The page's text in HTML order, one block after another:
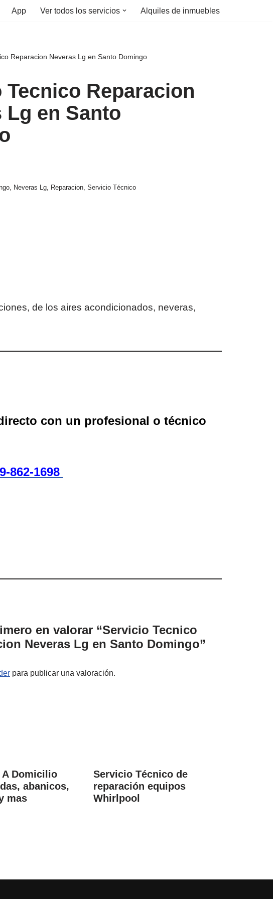
App Ver todos los servicios Alquiles de inmuebles
Reparacion Neveras Lg en Santo Domingo
Reparacion
Lg en Santo
, Neveras Lg, Reparacion,Servicio Técnico
de los aires acondicionados, neveras,
con un profesional o técnico
862-1698
en valorar “Servicio Tecnico
Neveras Lg en Santo Domingo”
para publicar una valoración.
A Domicilio
abanicos,
mas
Servicio Técnico de
reparación equipos
Whirlpool